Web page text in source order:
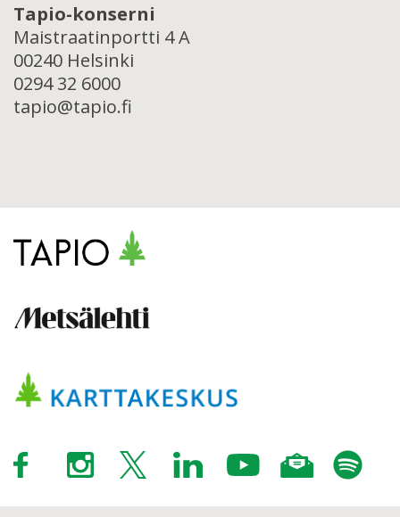
Tapio-konserni
Maistraatinportti 4 A
00240 Helsinki
0294 32 6000
tapio@tapio.fi